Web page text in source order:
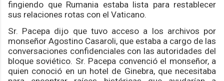
fingiendo que Rumania estaba lista para restablecer
sus relaciones rotas con el Vaticano.
Sr. Pacepa dijo que tuvo acceso a los archivos por
monseñor Agostino Casaroli, que estaba a cargo de las
conversaciones confidenciales con las autoridades del
bloque soviético. Sr. Pacepa convenció el monseñor, a
quien conoció en un hotel de Ginebra, que necesitaba